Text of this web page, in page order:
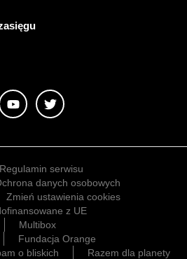
Regulamin serwisu
danych osobowych
Zmień ustawienia cookies
z UE
Multibox
Fundacja Orange
o bliskich Razem dla planety